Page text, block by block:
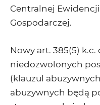
Centralnej
Gospodarczej.
Nowy art. 385(5)
niedozwolonych
(klauzul
abuzywnych będą